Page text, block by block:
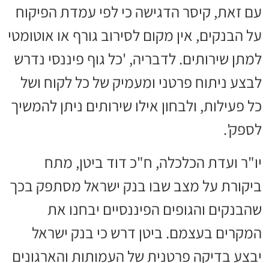
עם זאת, קיסר הדגישה כי לפי עמדת הפיקוח
על הבנקים, אין מקום לסירוב גורף או אוטומטי
למתן שירותים. לדבריה, 'כל גוף פיננסי נדרש
לבצע ניתוח פרטני ומעמיק של כל לקוח ושל
כל פעילות, ולבחון אילו שירותים ניתן להמשיך
לספק'.
יו"ר ועדת הכלכלה, ח"כ דוד ביטן, מתח
ביקורת על מצב שבו בנק ישראל מסתפק בכך
שהבנקים והגופים הפיננסיים יבחנו את
המקרים בעצמם. ביטן דרש כי בנק ישראל
יבצע בדיקה פרטנית של העמותות והארגונים